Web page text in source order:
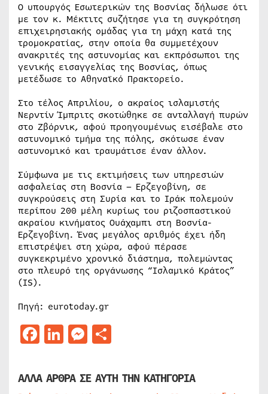
Ο υπουργός Εσωτερικών της Βοσνίας δήλωσε ότι
με τον κ. Μέκτιτς συζήτησε για τη συγκρότηση
επιχειρησιακής ομάδας για τη μάχη κατά της
τρομοκρατίας, στην οποία θα συμμετέχουν
ανακριτές της αστυνομίας και εκπρόσωποι της
γενικής εισαγγελίας της Βοσνίας, όπως
μετέδωσε το Αθηναϊκό Πρακτορείο.
Στο τέλος Απριλίου, ο ακραίος ισλαμιστής
Νερντίν Ίμπριτς σκοτώθηκε σε ανταλλαγή πυρών
στο Ζβόρνικ, αφού προηγουμένως εισέβαλε στο
αστυνομικό τμήμα της πόλης, σκότωσε έναν
αστυνομικό και τραυμάτισε έναν άλλον.
Σύμφωνα με τις εκτιμήσεις των υπηρεσιών
ασφαλείας στη Βοσνία – Ερζεγοβίνη, σε
συγκρούσεις στη Συρία και το Ιράκ πολεμούν
περίπου 200 μέλη κυρίως του ριζοσπαστικού
ακραίου κινήματος Ουάχαμπι στη Βοσνία-
Ερζεγοβίνη. Ένας μεγάλος αριθμός έχει ήδη
επιστρέψει στη χώρα, αφού πέρασε
συγκεκριμένο χρονικό διάστημα, πολεμώντας
στο πλευρό της οργάνωσης “Ισλαμικό Κράτος”
(IS).
Πηγή: eurotoday.gr
Facebook
LinkedIn
Messenger
ΑΛΛΑ ΑΡΘΡΑ ΣΕ ΑΥΤΗ ΤΗΝ ΚΑΤΗΓΟΡΙΑ